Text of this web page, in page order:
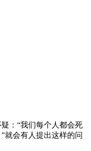
：“我们每个人都会死
就会有人提出这样的问